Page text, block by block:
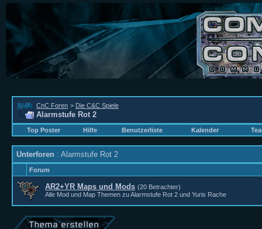
CnC Foren > Die C&C Spiele
Alarmstufe Rot 2
Top Poster Hilfe Benutzerliste Kalender
Unterforen : Alarmstufe Rot 2
Forum
AR2+YR Maps und Mods (20 Betrachter)
Alle Mod und Map Themen zu Alarmstufe Rot 2 und Yuris Rache